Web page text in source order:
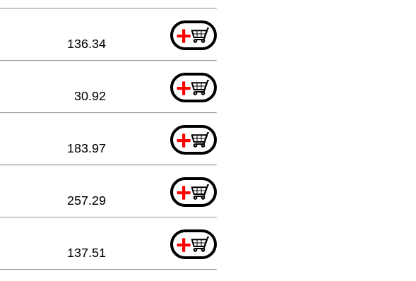
+
136.34
+
30.92
+
183.97
+
257.29
+
137.51